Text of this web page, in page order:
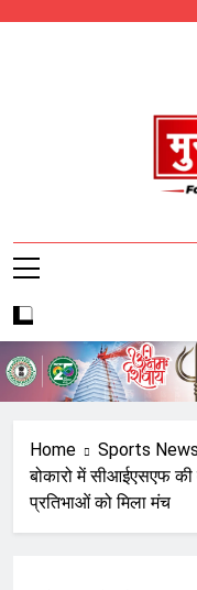
Home
Sports News
बोकारो में सीआईएसएफ की
प्रतिभाओं को मिला मंच